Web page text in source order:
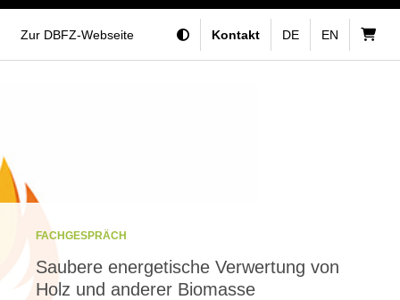
Zur DBFZ-Webseite Kontakt DE EN
FACHGESPRÄCH
Saubere energetische Verwertung von
Holz und anderer Biomasse